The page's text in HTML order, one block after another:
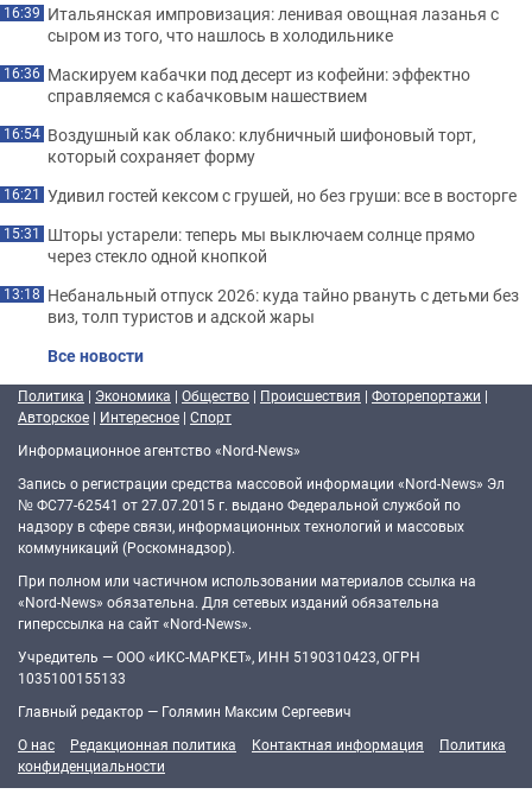
16:39 Итальянская импровизация: ленивая овощная лазанья с
сыром из того, что нашлось в холодильнике
16:36 Маскируем кабачки под десерт из кофейни: эффектно
справляемся с кабачковым нашествием
16:54 Воздушный как облако: клубничный шифоновый торт,
который сохраняет форму
16:21 Удивил гостей кексом с грушей, но без груши: все в восторге
15:31 Шторы устарели: теперь мы выключаем солнце прямо
через стекло одной кнопкой
13:18 Небанальный отпуск 2026: куда тайно рвануть с детьми без
виз, толп туристов и адской жары
Все новости
Политика | Экономика | Общество | Происшествия | Фоторепортажи |
Авторское | Интересное | Спорт
Информационное агентство «Nord-News»
Запись о регистрации средства массовой информации «Nord-News» Эл
№ ФС77-62541 от 27.07.2015 г. выдано Федеральной службой по
надзору в сфере связи, информационных технологий и массовых
коммуникаций (Роскомнадзор).
При полном или частичном использовании материалов ссылка на
«Nord-News» обязательна. Для сетевых изданий обязательна
гиперссылка на сайт «Nord-News».
Учредитель — ООО «ИКС-МАРКЕТ», ИНН 5190310423, ОГРН
1035100155133
Главный редактор — Голямин Максим Сергеевич
О нас
Редакционная политика Контактная информация
Политика
конфиденциальности